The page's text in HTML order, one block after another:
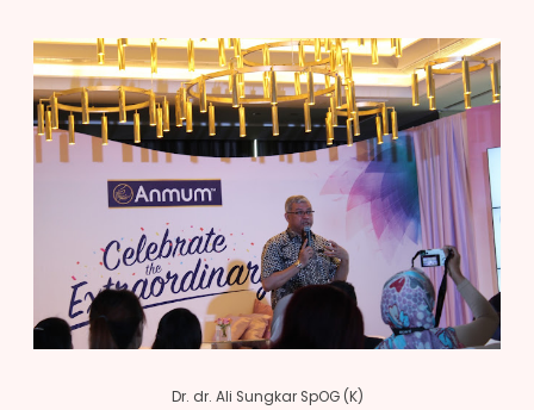
Dr. dr. Ali Sungkar SpOG (K)